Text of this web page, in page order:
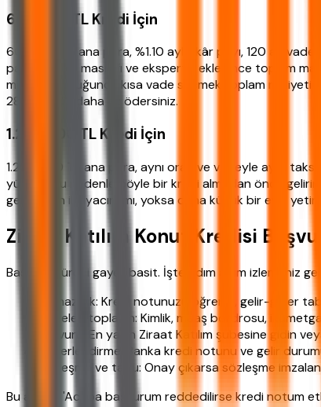
600.000 TL Kredi İçin
600.000 TL ana para, %1.10 aylık kâr payı, 120 ay
payı). Dosya masrafı ve ekspertiz eklenince toplam
mümkün olduğunca kısa vade seçmek toplam
283.000 TL daha az ödersiniz.
1.200.000 TL Kredi İçin
1.200.000 TL ana para, aynı oran ve vadeyle aylık
yüksek, bu nedenle böyle bir kredi almadan önce
gerçekten ihtiyacım mı, yoksa daha küçük bir evle
Ziraat Katılım Konut Kredisi
Başvuru süreci gayet basit. İşte adım adım izlemeniz
Ön hazırlık: Kredi notunuzu öğrenin, gelir-gider
Belgeleri toplayın: Kimlik, maaş bordrosu,
Başvuru: En yakın Ziraat Katılım şubesine gidin
Değerlendirme: Banka kredi notunu ve gelir
Sözleşme ve tapu: Onay çıkarsa sözleşme
Bu arada, 'Acaba başvurum reddedilirse kredi notum